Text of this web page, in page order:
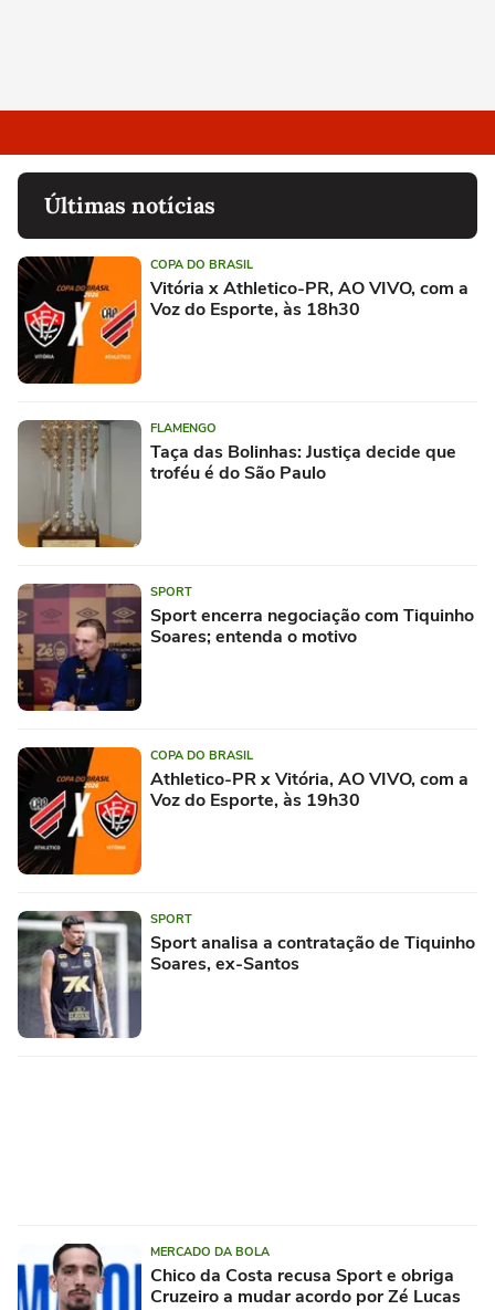
Últimas notícias
COPA DO BRASIL
Vitória x Athletico-PR, AO VIVO, com a
Voz do Esporte, às 18h30
FLAMENGO
Taça das Bolinhas: Justiça decide que
troféu é do São Paulo
SPORT
Sport encerra negociação com Tiquinho
Soares; entenda o motivo
COPA DO BRASIL
Athletico-PR x Vitória, AO VIVO, com a
Voz do Esporte, às 19h30
SPORT
Sport analisa a contratação de Tiquinho
Soares, ex-Santos
MERCADO DA BOLA
Chico da Costa recusa Sport e obriga
Cruzeiro a mudar acordo por Zé Lucas